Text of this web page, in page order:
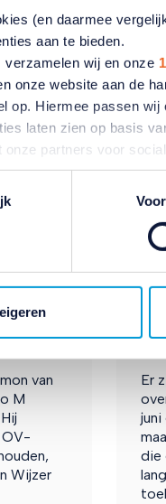
(en daarmee
aan te bieden.
verzamelen wij en onze
onze website aan de
op. Hiermee passen
laten zien op basis
onze partners voor
informatie die u
u later van
in ons
en
M
van
M
Wijzer
Er
juni
die